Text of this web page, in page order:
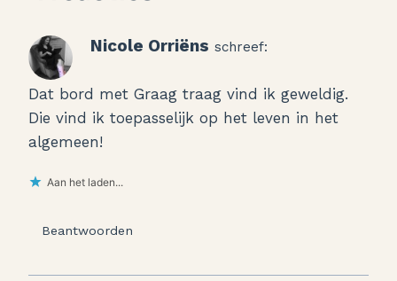
Nicole Orriëns schreef:
Dat bord met Graag traag vind ik geweldig.
Die vind ik toepasselijk op het leven in het
algemeen!
Aan het laden...
Beantwoorden